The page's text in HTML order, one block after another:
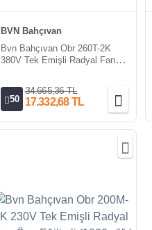
BVN Bahçıvan
Bvn Bahçıvan Obr 260T-2K
380V Tek Emişli Radyal Fan
50
34.665,36 TL
17.332,68 TL